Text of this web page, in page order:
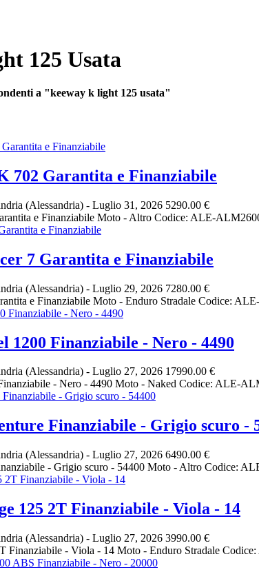
125 Usata
a "keeway k light 125 usata"
702 Garantita e Finanziabile
(Alessandria) - Luglio 31, 2026 5290.00 €
e Finanziabile Moto - Altro Codice: ALE-
7 Garantita e Finanziabile
(Alessandria) - Luglio 29, 2026 7280.00 €
e Finanziabile Moto - Enduro Stradale Codice:
1200 Finanziabile - Nero - 4490
(Alessandria) - Luglio 27, 2026 17990.00 €
- Nero - 4490 Moto - Naked Codice: ALE-
Finanziabile - Grigio scuro -
(Alessandria) - Luglio 27, 2026 6490.00 €
- Grigio scuro - 54400 Moto - Altro Codice:
125 2T Finanziabile - Viola - 14
(Alessandria) - Luglio 27, 2026 3990.00 €
Finanziabile - Viola - 14 Moto - Enduro Stradale